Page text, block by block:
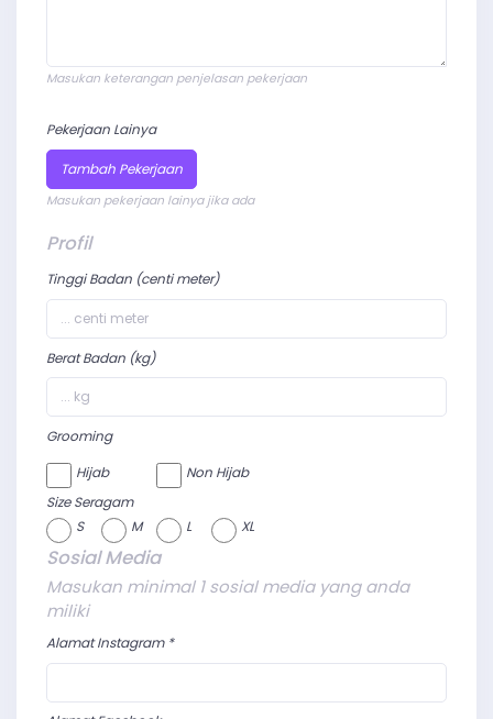
Masukan keterangan penjelasan pekerjaan
Pekerjaan Lainya
Tambah Pekerjaan
Masukan pekerjaan lainya jika ada
Profil
Tinggi Badan (centi meter)
Berat Badan (kg)
Grooming
Hijab
Non Hijab
Size Seragam
S
M L XL
Sosial Media
Masukan minimal 1 sosial media yang anda
miliki
Alamat Instagram *